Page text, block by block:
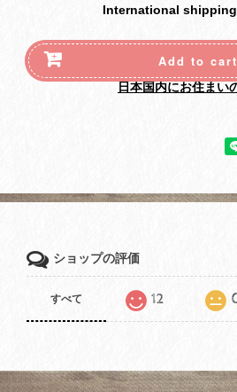
International
Add to cart
日本国内にお住まい
ショップの評価
すべて 12